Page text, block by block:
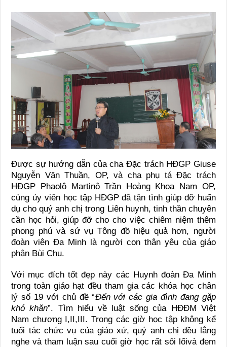
Được sự hướng dẫn của cha Đặc trách HĐGP Giuse
Nguyễn Văn Thuần, OP, và cha phụ tá Đặc trách
HĐGP Phaolô Martinô Trần Hoàng Khoa Nam OP,
cùng ủy viên học tập HĐGP đã tận tình giúp đỡ huấn
dụ cho quý anh chị trong Liên huynh, tinh thần chuyên
cần học hỏi, giúp đỡ cho cho việc chiêm niệm thêm
phong phú và sứ vụ Tông đồ hiệu quả hơn, người
đoàn viên Đa Minh là người con thân yêu của giáo
phận Bùi Chu.
Với mục đích tốt đẹp này các Huynh đoàn Đa Minh
trong toàn giáo hạt đều tham gia các khóa học chân
lý số 19 với chủ đề “Đến với các gia đình đang gặp
khó khăn”. Tìm hiểu về luật sống của HĐĐM Việt
Nam chương I,II,III. Trong các giờ học tập không kể
tuổi tác chức vụ của giáo xứ, quý anh chị đều lắng
nghe và tham luận sau cuối giờ học rất sôi lổivà đem